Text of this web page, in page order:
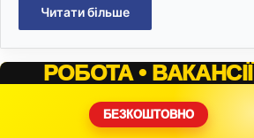
Читати більше
РОБОТА • ВАКАНСІЇ
БЕЗКОШТОВНО